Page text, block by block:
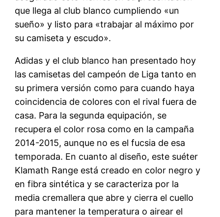
que llega al club blanco cumpliendo «un
sueño» y listo para «trabajar al máximo por
su camiseta y escudo».
Adidas y el club blanco han presentado hoy
las camisetas del campeón de Liga tanto en
su primera versión como para cuando haya
coincidencia de colores con el rival fuera de
casa. Para la segunda equipación, se
recupera el color rosa como en la campaña
2014-2015, aunque no es el fucsia de esa
temporada. En cuanto al diseño, este suéter
Klamath Range está creado en color negro y
en fibra sintética y se caracteriza por la
media cremallera que abre y cierra el cuello
para mantener la temperatura o airear el